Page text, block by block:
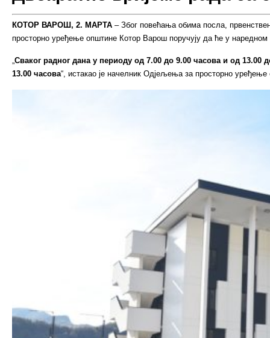
КОТОР ВАРОШ, 2. МАРТА – Због повећања обима посла,
просторно уређење општине Котор Варош поручују да ће у
„Сваког радног дана у периоду од 7.00 до 9.00 часова и од 13.00
13.00 часова“, истакао је начелник Одјељења за просторно